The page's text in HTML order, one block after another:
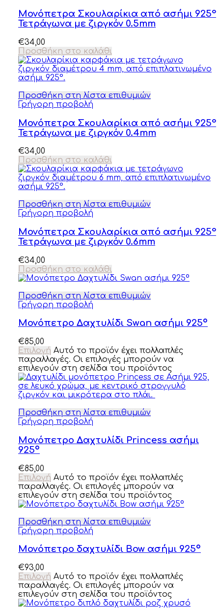
Μονόπετρα Σκουλαρίκια από ασήμι 925°
Τετράγωνα με ζιργκόν 0.5mm
€34,00
Προσθήκη στο καλάθι
Προσθήκη στη λίστα επιθυμιών
Γρήγορη προβολή
Μονόπετρα Σκουλαρίκια από ασήμι 925°
Τετράγωνα με ζιργκόν 0.4mm
€34,00
Προσθήκη στο καλάθι
Προσθήκη στη λίστα επιθυμιών
Γρήγορη προβολή
Μονόπετρα Σκουλαρίκια από ασήμι 925°
Τετράγωνα με ζιργκόν 0.6mm
€34,00
Προσθήκη στο καλάθι
Προσθήκη στη λίστα επιθυμιών
Γρήγορη προβολή
Μονόπετρο Δαχτυλίδι Swan ασήμι 925º
€85,00
Επιλογή Αυτό το προϊόν έχει πολλαπλές
παραλλαγές. Οι επιλογές μπορούν να
επιλεγούν στη σελίδα του προϊόντος
Προσθήκη στη λίστα επιθυμιών
Γρήγορη προβολή
Μονόπετρο Δαχτυλίδι Princess ασήμι
925º
€85,00
Επιλογή Αυτό το προϊόν έχει πολλαπλές
παραλλαγές. Οι επιλογές μπορούν να
επιλεγούν στη σελίδα του προϊόντος
Προσθήκη στη λίστα επιθυμιών
Γρήγορη προβολή
Μονόπετρο δαχτυλίδι Bow ασήμι 925º
€93,00
Επιλογή Αυτό το προϊόν έχει πολλαπλές
παραλλαγές. Οι επιλογές μπορούν να
επιλεγούν στη σελίδα του προϊόντος